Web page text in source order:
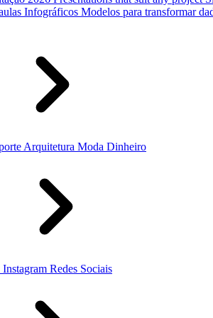
Infográficos Modelos para transformar
Arquitetura Moda Dinheiro
Instagram Redes Sociais